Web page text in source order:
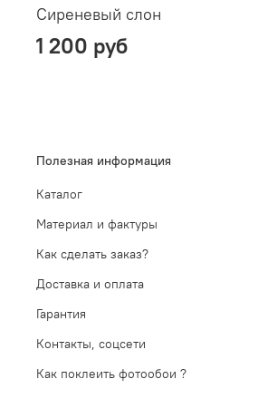
Сиреневый слон
1 200 руб
Полезная информация
Каталог
Материал и фактуры
Как сделать заказ?
Доставка и оплата
Гарантия
Контакты, соцсети
Как поклеить фотообои ?